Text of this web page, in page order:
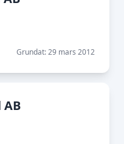
Grundat: 29 mars 2012
AB